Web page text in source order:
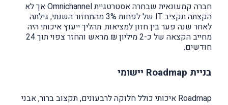
חברה קמעונאית שבחרה אסטרטגיית Omnichannel אך לא
הקצתה תקציב IT של לפחות 3% מהמחזור השנתי, גילתה
לאחר שנה פער בין חזון למציאות. תהליך ייעוץ איכותי היה
מחייב הקצאה של כ-2 מיליון ₪ מראש והחזר צפוי תוך 24
חודשים.
בניית Roadmap יישומי
Roadmap איכותי כולל חלוקה לרבעונים, תקצוב ברור, אבני